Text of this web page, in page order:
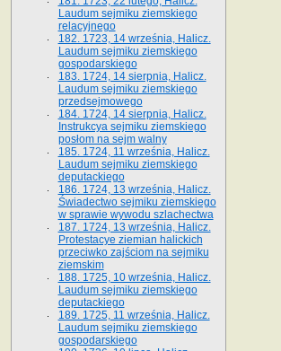
Laudum sejmiku ziemskiego
relacyjnego
182. 1723, 14 września, Halicz.
Laudum sejmiku ziemskiego
gospodarskiego
183. 1724, 14 sierpnia, Halicz.
Laudum sejmiku ziemskiego
przedsejmowego
184. 1724, 14 sierpnia, Halicz.
Instrukcya sejmiku ziemskiego
posłom na sejm walny
185. 1724, 11 września, Halicz.
Laudum sejmiku ziemskiego
deputackiego
186. 1724, 13 września, Halicz.
Świadectwo sejmiku ziemskiego
w sprawie wywodu szlachectwa
187. 1724, 13 września, Halicz.
Protestacye ziemian halickich
przeciwko zajściom na sejmiku
ziemskim
188. 1725, 10 września, Halicz.
Laudum sejmiku ziemskiego
deputackiego
189. 1725, 11 września, Halicz.
Laudum sejmiku ziemskiego
gospodarskiego